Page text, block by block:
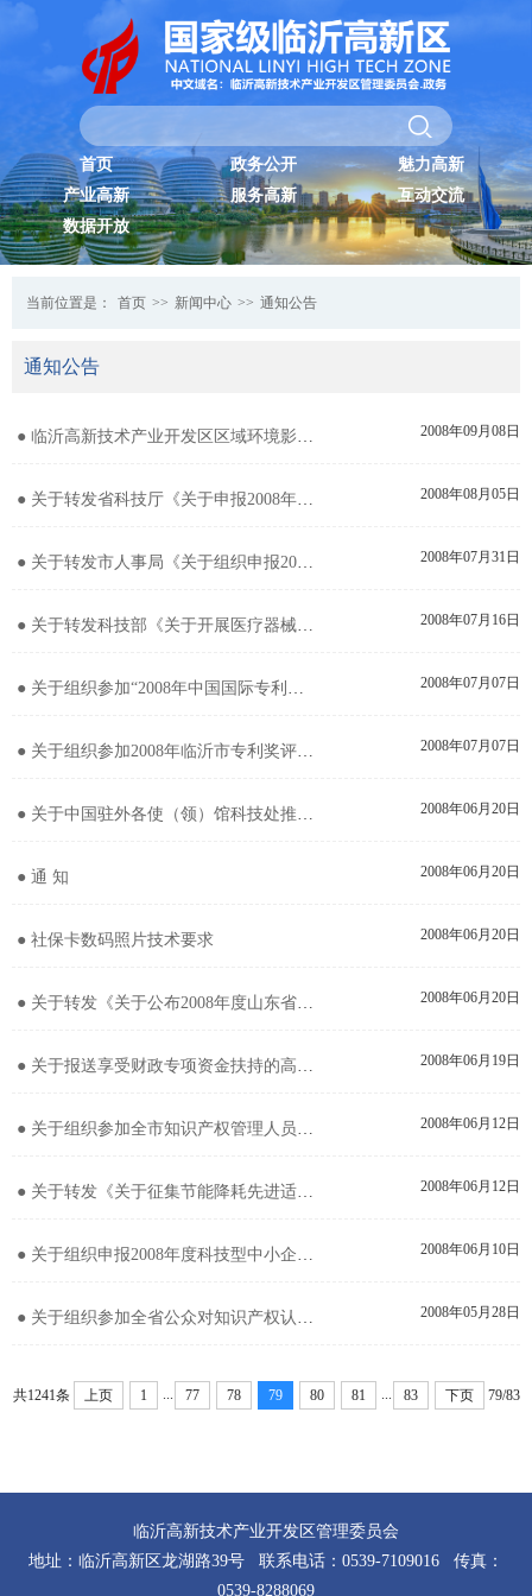
首页 政务公开
魅力高新
产业高新
服务高新
互动交流
数据开放
当前位置是： 首页 >> 新闻中心 >> 通知公告
通知公告
● 临沂高新技术产业开发区区域环境影响评价第二次信息公示 2008年09月08日
● 关于转发省科技厅《关于申报2008年山东省技术市场科技“金桥奖”的通知》的通知 2008年08月05日
● 关于转发市人事局《关于组织申报2009年度聘请外国专家需求项目的通知》的通知 2008年07月31日
● 关于转发科技部《关于开展医疗器械科技产业发展情况调查工作的通知》的通知 2008年07月16日
● 关于组织参加“2008年中国国际专利技术与产品交易会”的通知 2008年07月07日
● 关于组织参加2008年临沂市专利奖评选活动的通知 2008年07月07日
● 关于中国驻外各使（领）馆科技处推荐国外科技合作项目的通知 2008年06月20日
● 通 知 2008年06月20日
● 社保卡数码照片技术要求 2008年06月20日
● 关于转发《关于公布2008年度山东省高新技术产品名单（临沂部分）的通知》的通知 2008年06月20日
● 关于报送享受财政专项资金扶持的高新技术企业及高新技术风险投资机构建议名单的通知 2008年06月19日
● 关于组织参加全市知识产权管理人员培训班的通知 2008年06月12日
● 关于转发《关于征集节能降耗先进适用技术的通知》的通知 2008年06月12日
● 关于组织申报2008年度科技型中小企业创新发展专项扶持资金项目的通知 2008年06月10日
● 关于组织参加全省公众对知识产权认知程度调查的通知 2008年05月28日
共1241条 上页 1 ... 77 78 79 80 81 ... 83 下页 79/83
临沂高新技术产业开发区管理委员会
地址：临沂高新区龙湖路39号 联系电话：0539-7109016 传真：
0539-8288069